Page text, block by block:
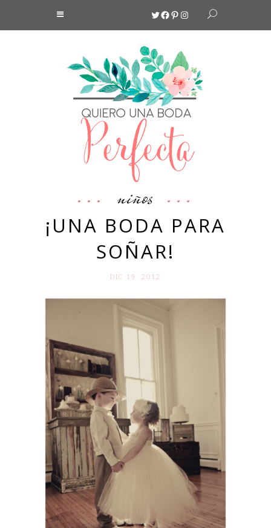
Twitter
Facebook
Pinterest
Instagram
niños
¡UNA BODA PARA
SOÑAR!
DIC 19. 2012